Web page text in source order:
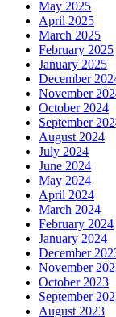
May 2025
April 2025
March 2025
February 2025
January 2025
December
November
October 2024
September
August 2024
July 2024
June 2024
May 2024
April 2024
March 2024
February 2024
January 2024
December
November
October 2023
September
August 2023